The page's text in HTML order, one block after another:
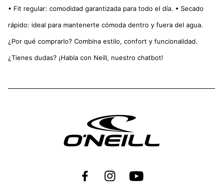
• Fit regular: comodidad garantizada para todo el día. • Secado
rápido: ideal para mantenerte cómoda dentro y fuera del agua.
¿Por qué comprarlo? Combina estilo, confort y funcionalidad.
¿Tienes dudas? ¡Habla con Neill, nuestro chatbot!